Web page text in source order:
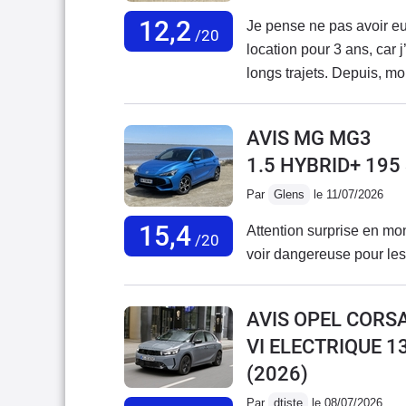
12,2 /20
Je pense ne pas avoir
location pour 3 ans, car
longs trajets. Depuis,
au point que je n’ai
que c’est désormais
ou en rupture de stock
réapprovisionnements,
faire le plein au bon
le véhicule : les vitres
service. Avec
il reste d’essence
d’équilibrage, ainsi
15,4/20
AVIS MG MG3
1.5 HYBRID+ 195
Par Glens le 11/07/2026
Attention surprise en
voir dangereuse pour
AVIS OPEL
VI ELECTRIQUE
(2026)
Par dtiste le 08/07/2026